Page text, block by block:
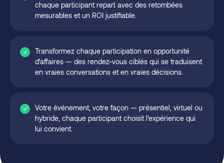
chaque participant repart avec des retombées
mesurables et un ROI justifiable.
Transformez chaque participation en opportunité
d'affaires — des rendez-vous ciblés qui se traduisent
en vraies conversations et en vraies décisions.
Votre événement, votre façon — présentiel, virtuel ou
hybride, chaque participant choisit l'expérience qui
lui convient.